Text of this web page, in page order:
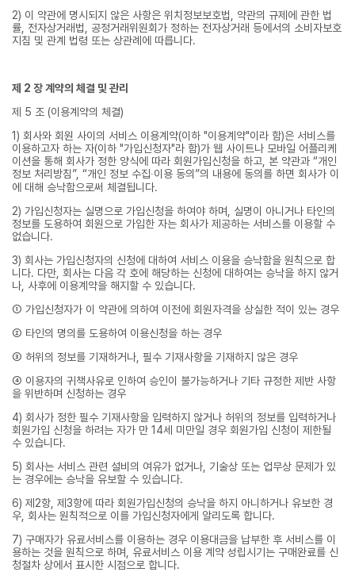
2) 이 약관에 명시되지 않은 사항은 위치정보보호법, 약관의 규제에 관한 법
률, 전자상거래법, 공정거래위원회가 정하는 전자상거래 등에서의 소비자보호
지침 및 관계 법령 또는 상관례에 따릅니다.
제 2 장 계약의 체결 및 관리
제 5 조 (이용계약의 체결)
1) 회사와 회원 사이의 서비스 이용계약(이하 "이용계약"이라 함)은 서비스를
이용하고자 하는 자(이하 "가입신청자"라 함)가 웹 사이트나 모바일 어플리케
이션을 통해 회사가 정한 양식에 따라 회원가입신청을 하고, 본 약관과 “개인
정보 처리방침”, “개인 정보 수집∙이용 동의”의 내용에 동의를 하면 회사가 이
에 대해 승낙함으로써 체결됩니다.
2) 가입신청자는 실명으로 가입신청을 하여야 하며, 실명이 아니거나 타인의
정보를 도용하여 회원으로 가입한 자는 회사가 제공하는 서비스를 이용할 수
없습니다.
3) 회사는 가입신청자의 신청에 대하여 서비스 이용을 승낙함을 원칙으로 합
니다. 다만, 회사는 다음 각 호에 해당하는 신청에 대하여는 승낙을 하지 않거
나, 사후에 이용계약을 해지할 수 있습니다.
① 가입신청자가 이 약관에 의하여 이전에 회원자격을 상실한 적이 있는 경우
② 타인의 명의를 도용하여 이용신청을 하는 경우
③ 허위의 정보를 기재하거나, 필수 기재사항을 기재하지 않은 경우
④ 이용자의 귀책사유로 인하여 승인이 불가능하거나 기타 규정한 제반 사항
을 위반하며 신청하는 경우
4) 회사가 정한 필수 기재사항을 입력하지 않거나 허위의 정보를 입력하거나
회원가입 신청을 하려는 자가 만 14세 미만일 경우 회원가입 신청이 제한될
수 있습니다.
5) 회사는 서비스 관련 설비의 여유가 없거나, 기술상 또는 업무상 문제가 있
는 경우에는 승낙을 유보할 수 있습니다.
6) 제2항, 제3항에 따라 회원가입신청의 승낙을 하지 아니하거나 유보한 경
우, 회사는 원칙적으로 이를 가입신청자에게 알리도록 합니다.
7) 구매자가 유료서비스를 이용하는 경우 이용대금을 납부한 후 서비스를 이
용하는 것을 원칙으로 하며, 유료서비스 이용 계약 성립시기는 구매완료를 신
청절차 상에서 표시한 시점으로 합니다.